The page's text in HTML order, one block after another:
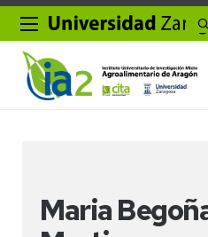
Maria